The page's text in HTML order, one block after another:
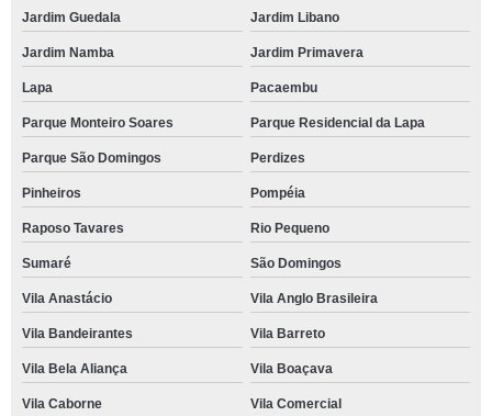
Jardim Guedala Jardim Libano
Jardim Namba Jardim Primavera
Lapa Pacaembu
Parque Monteiro Soares Parque Residencial da Lapa
Parque São Domingos Perdizes
Pinheiros Pompéia
Raposo Tavares Rio Pequeno
Sumaré São Domingos
Vila Anastácio Vila Anglo Brasileira
Vila Bandeirantes Vila Barreto
Vila Bela Aliança Vila Boaçava
Vila Caborne Vila Comercial